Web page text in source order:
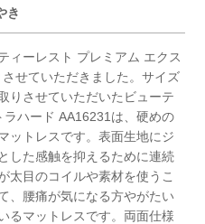
き
ィーレスト プレミアム エクス
せていただきました。サイズ
りさせていただいたビューテ
ラハード AA16231は、硬めの
ットレスです。表面生地にジ
した感触を抑えるために連続
太目のコイルや素材を使うこ
、 腰痛が気になる方やがたい
るマットレスです。 両面仕様